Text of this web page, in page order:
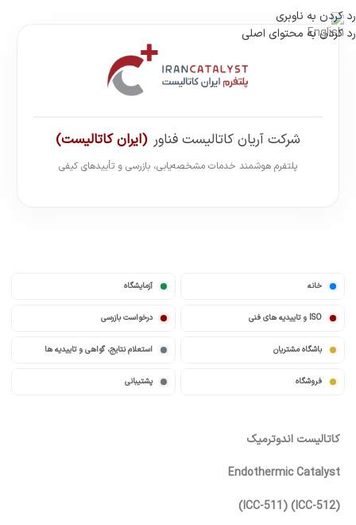
رد کردن به ناوبری
رد کردن به محتوای اصلی
شرکت آریان کاتالیست فناور (ایران کاتالیست)
پلتفرم هوشمند خدمات مشخصه‌یابی، بازرسی و تأییدهای کیفی
خانه آزمایشگاه
ISO و تاییدیه های فنی درخواست بازرسی
باشگاه مشتریان استعلام نتایج، گواهی و تاییدیه ها
فروشگاه پشتیبانی
کاتالیست اندوترمیک
Endothermic Catalyst
(ICC-512) (ICC-511)